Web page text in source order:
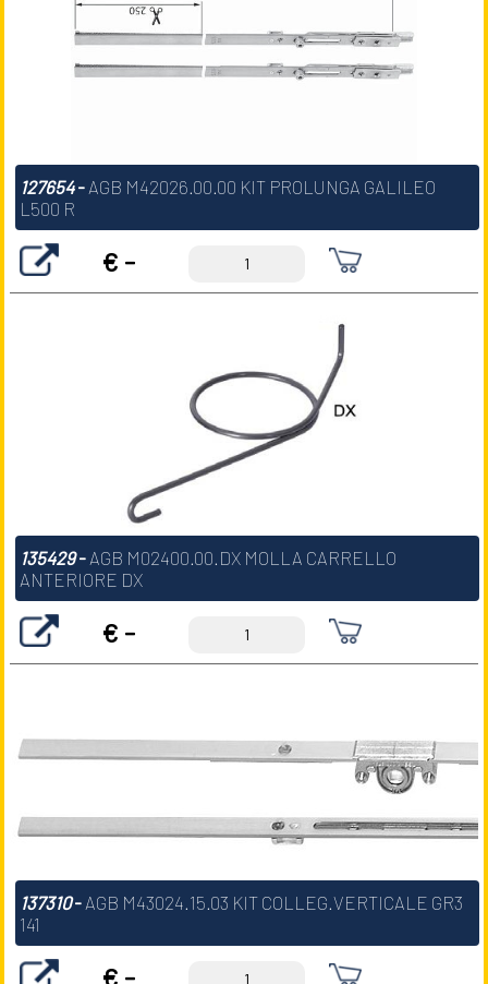
127654- AGB M42026.00.00 KIT PROLUNGA GALILEO
L500 R
€ -
135429- AGB M02400.00.DX MOLLA CARRELLO
ANTERIORE DX
€ -
137310- AGB M43024.15.03 KIT COLLEG.VERTICALE GR3
141
€ -